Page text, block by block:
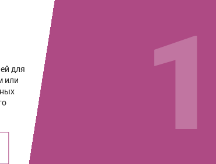
для
или
1